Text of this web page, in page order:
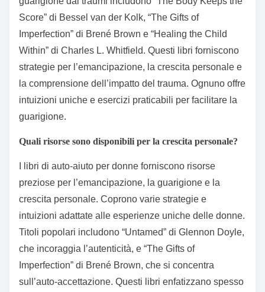
Score” di Bessel van der Kolk, “The Gifts of
Imperfection” di Brené Brown e “Healing the Child
Within” di Charles L. Whitfield. Questi libri forniscono
strategie per l’emancipazione, la crescita personale e
la comprensione dell’impatto del trauma. Ognuno offre
intuizioni uniche e esercizi praticabili per facilitare la
guarigione.
Quali risorse sono disponibili per la crescita personale?
I libri di auto-aiuto per donne forniscono risorse
preziose per l’emancipazione, la guarigione e la
crescita personale. Coprono varie strategie e
intuizioni adattate alle esperienze uniche delle donne.
Titoli popolari includono “Untamed” di Glennon Doyle,
che incoraggia l’autenticità, e “The Gifts of
Imperfection” di Brené Brown, che si concentra
sull’auto-accettazione. Questi libri enfatizzano spesso